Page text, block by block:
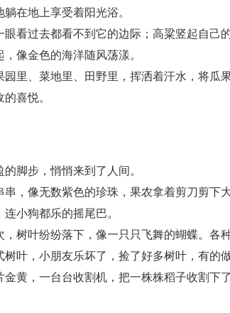
在地上享受着阳光浴。
眼看过去都看不到它的边际；高粱竖起自己
像金色的海洋随风荡漾。
园里、菜地里、田野里，挥洒着汗水，将瓜
喜悦。
脚步，悄悄来到了人间。
，像无数紫色的珍珠，果农拿着剪刀剪下
小狗都乐的摇尾巴。
树叶纷纷落下，像一只只飞舞的蝴蝶。各
叶，小朋友乐坏了，捡了好多树叶，有的
金黄，一台台收割机，把一株株稻子收割下